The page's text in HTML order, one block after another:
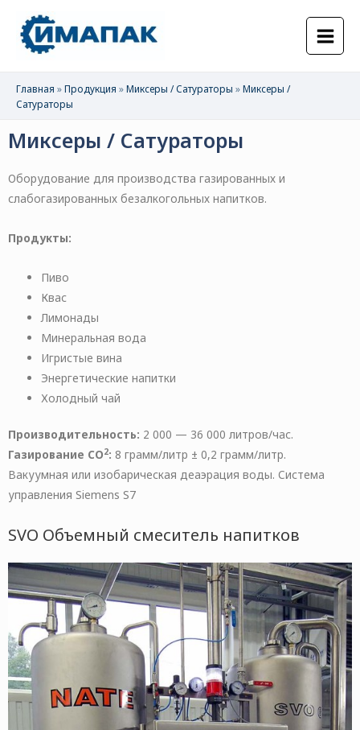
Главная »Продукция »Миксеры / Сатураторы »Миксеры /
Сатураторы
Миксеры / Сатураторы
Оборудование для производства газированных и
слабогазированных безалкогольных напитков.
Продукты:
Пиво
Квас
Лимонады
Минеральная вода
Игристые вина
Энергетические напитки
Холодный чай
Производительность: 2 000 — 36 000 литров/час.
Газирование CO2: 8 грамм/литр ± 0,2 грамм/литр.
Вакуумная или изобарическая деаэрация воды. Система
управления Siemens S7
SVO Объемный смеситель напитков